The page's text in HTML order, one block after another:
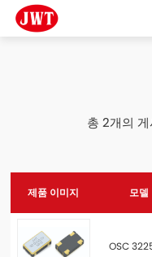
총 2개의
제품 이미지 모델
OSC